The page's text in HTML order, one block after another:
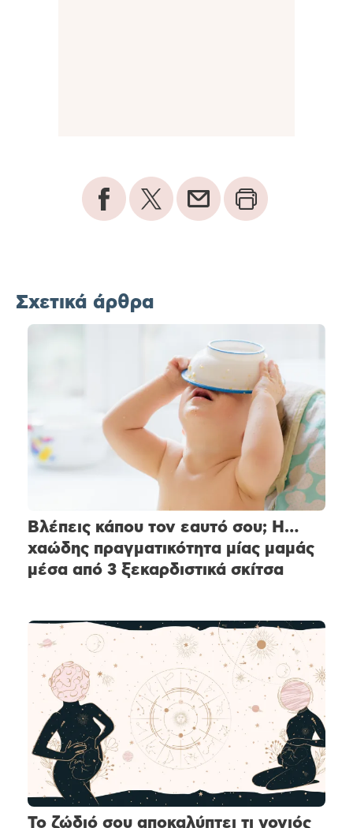
Σχετικά άρθρα
Βλέπεις κάπου τον εαυτό σου; Η…
χαώδης πραγματικότητα μίας μαμάς
μέσα από 3 ξεκαρδιστικά σκίτσα
Το ζώδιό σου αποκαλύπτει τι γονιός